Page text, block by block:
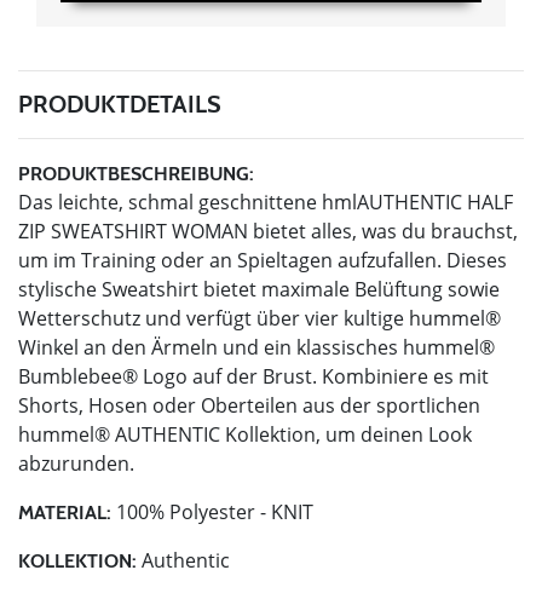
PRODUKTDETAILS
PRODUKTBESCHREIBUNG:
Das leichte, schmal geschnittene hmlAUTHENTIC HALF
ZIP SWEATSHIRT WOMAN bietet alles, was du brauchst,
um im Training oder an Spieltagen aufzufallen. Dieses
stylische Sweatshirt bietet maximale Belüftung sowie
Wetterschutz und verfügt über vier kultige hummel®
Winkel an den Ärmeln und ein klassisches hummel®
Bumblebee® Logo auf der Brust. Kombiniere es mit
Shorts, Hosen oder Oberteilen aus der sportlichen
hummel® AUTHENTIC Kollektion, um deinen Look
abzurunden.
MATERIAL: 100% Polyester - KNIT
KOLLEKTION: Authentic